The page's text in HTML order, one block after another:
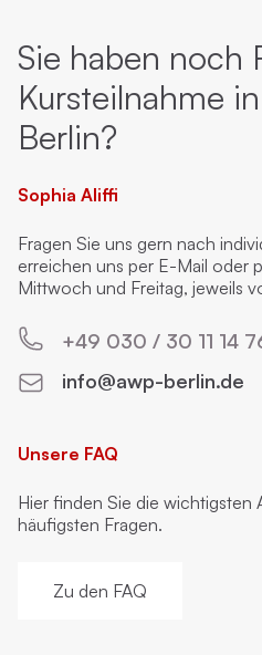
Sie haben noch
Kursteilnahme
Berlin?
Sophia Aliffi
Fragen Sie uns gern nach
erreichen uns per E-Mail oder
Mittwoch und Freitag, jeweils
+49 030 / 30 11 14
info@awp-berlin.de
Unsere FAQ
Hier finden Sie die wichtigsten
häufigsten Fragen.
Zu den FAQ